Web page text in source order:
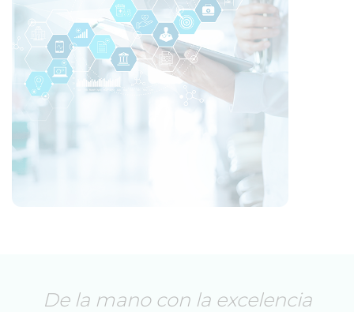
De la mano con la excelencia